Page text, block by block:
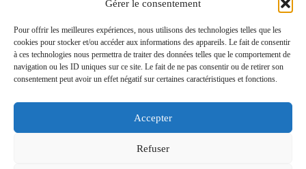
Gérer le consentement
Pour offrir les meilleures expériences, nous utilisons des technologies telles que les
cookies pour stocker et/ou accéder aux informations des appareils. Le fait de consentir
à ces technologies nous permettra de traiter des données telles que le comportement de
navigation ou les ID uniques sur ce site. Le fait de ne pas consentir ou de retirer son
consentement peut avoir un effet négatif sur certaines caractéristiques et fonctions.
Accepter
Refuser
Accueil
Contact
Serveur client
Termes & Conditions
Expertise comptable
Conseils
Fiscalité
Droit des affaires